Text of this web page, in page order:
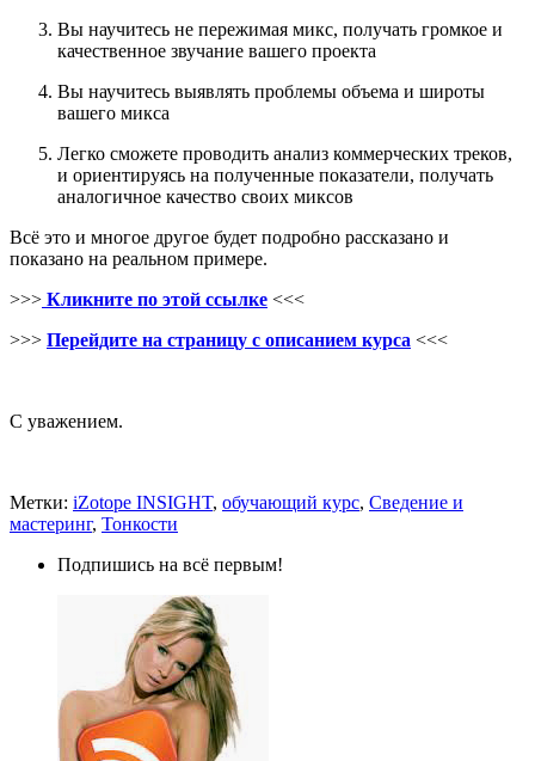
Вы научитесь не пережимая микс, получать громкое и
качественное звучание вашего проекта
Вы научитесь выявлять проблемы объема и широты
вашего микса
Легко сможете проводить анализ коммерческих треков,
и ориентируясь на полученные показатели, получать
аналогичное качество своих миксов
Всё это и многое другое будет подробно рассказано и
показано на реальном примере.
>>> Кликните по этой ссылке <<<
>>> Перейдите на страницу с описанием курса <<<
С уважением.
Метки: iZotope INSIGHT, обучающий курс, Сведение и
мастеринг, Тонкости
Подпишись на всё первым!